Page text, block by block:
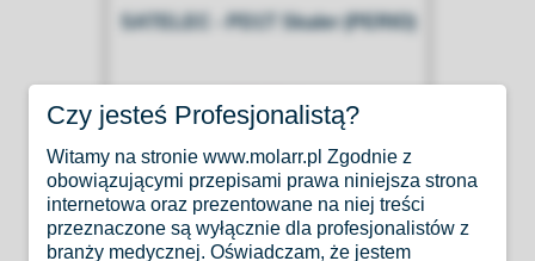
SATELEC - PD1T Skaler (PERIO)
109,00 zł
Czy jesteś Profesjonalistą?
Witamy na stronie www.molarr.pl Zgodnie z
obowiązującymi przepisami prawa niniejsza strona
internetowa oraz prezentowane na niej treści
przeznaczone są wyłącznie dla profesjonalistów z
branży medycznej. Oświadczam, że jestem